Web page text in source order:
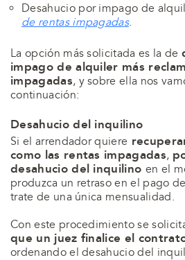
Desahucio por impago de
de rentas impagadas.
La opción más solicitada es la de
impago de alquiler más
impagadas, y sobre ella nos
continuación:
Desahucio del inquilino
Si el arrendador quiere
como las rentas impagadas,
desahucio del inquilino en el
produzca un retraso en el pago
trate de una única mensualidad.
Con este procedimiento se
que un juez finalice el
ordenando el desahucio del